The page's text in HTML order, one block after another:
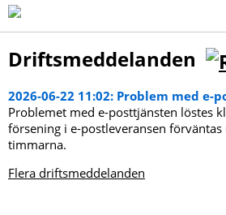
Driftsmeddelanden
2026-06-22 11:02: Problem med e-
Problemet med e-posttjänsten löstes
försening i e-postleveransen
timmarna.
Flera driftsmeddelanden